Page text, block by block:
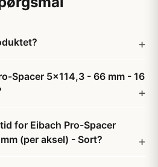
Spacer 5x114,3 - 66 mm - 16
for Eibach Pro-Spacer
(per aksel) - Sort?